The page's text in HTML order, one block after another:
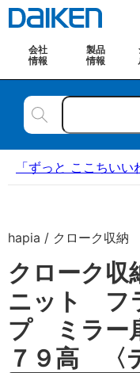
会社
情報
製品
情報
「ずっと ここちい
hapia / クローク収納
クローク
ニット フ
プ ミラー
７９高 〈